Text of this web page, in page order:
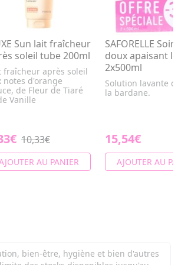
Sun lait fraîcheur
soleil tube 200ml
fraîcheur après soleil
notes d'orange
de Fleur de Tiaré
Vanille
10,33€
AU PANIER
SAFORELLE
doux apaisant
2x500ml
Solution lavante
la bardane.
15,54€
AJOUTER AU
bien-être, hygiène et bien d'autres